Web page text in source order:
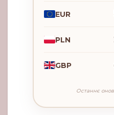
EUR
PLN
GBP
Останнє